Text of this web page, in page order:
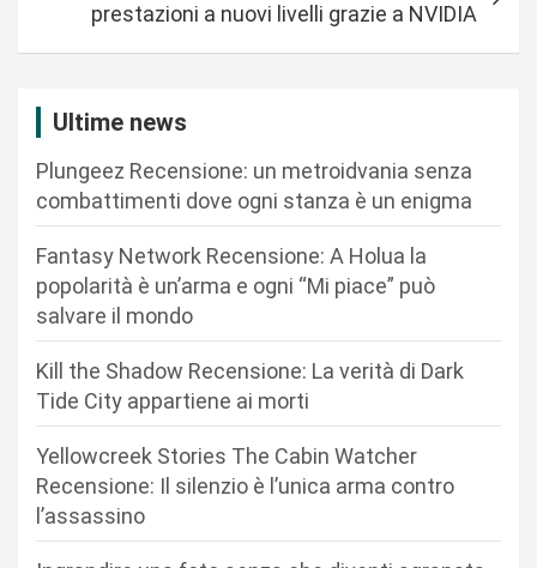
a
prestazioni a nuovi livelli grazie a NVIDIA
Ultime news
Plungeez Recensione: un metroidvania senza
combattimenti dove ogni stanza è un enigma
Fantasy Network Recensione: A Holua la
popolarità è un’arma e ogni “Mi piace” può
salvare il mondo
Kill the Shadow Recensione: La verità di Dark
Tide City appartiene ai morti
Yellowcreek Stories The Cabin Watcher
Recensione: Il silenzio è l’unica arma contro
l’assassino